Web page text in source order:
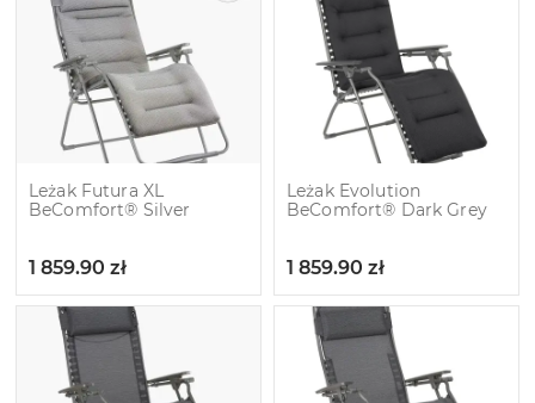
Leżak Futura XL
BeComfort® Silver
1 859.90 zł
Leżak Evolution
BeComfort® Dark Grey
1 859.90 zł